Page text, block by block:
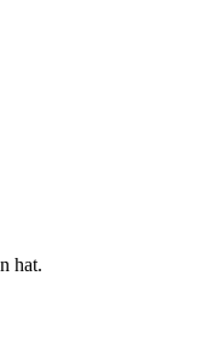
hat.